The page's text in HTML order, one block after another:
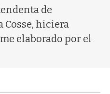
de
Cosse, hiciera
elaborado por el